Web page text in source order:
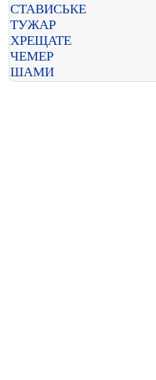
СТАВИСЬКЕ
ТУЖАР
ХРЕЩАТЕ
ЧЕМЕР
ШАМИ